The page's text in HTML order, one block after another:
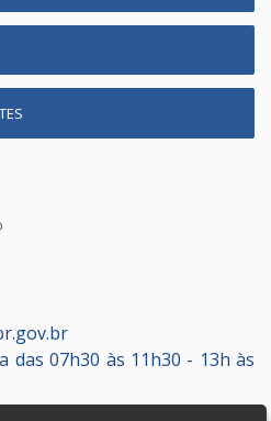
das 07h30 às 11h30 - 13h às